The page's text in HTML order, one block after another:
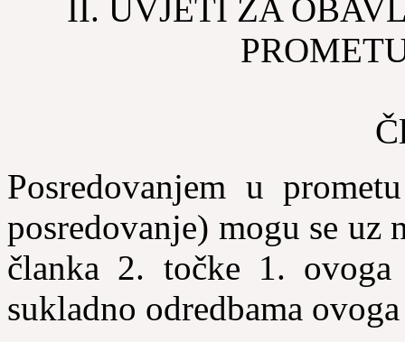
II. UVJETI ZA
Posredovanjem u
posredovanje) mogu se uz
članka 2. točke 1.
sukladno odredbama